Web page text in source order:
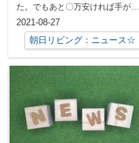
た。でもあと〇万安ければ手が届
くのに…─── 値引き交渉ってで
きるのかな...
2021-08-27
朝日リビング：ニュース☆